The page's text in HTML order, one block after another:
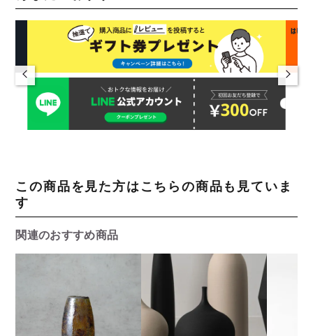
この商品を見た方はこちらの商品も見ていま
す
関連のおすすめ商品